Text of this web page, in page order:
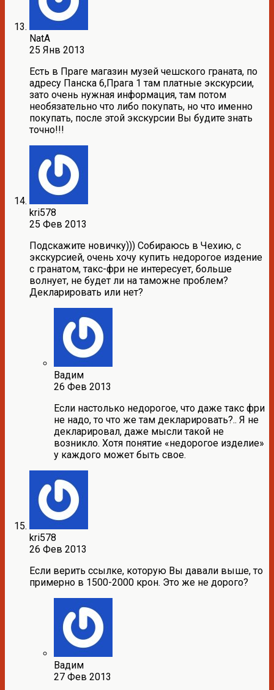
NatA
25 Янв 2013
Есть в Праге магазин музей чешского граната, по
адресу Панска 6,Прага 1 там платные экскурсии,
зато очень нужная информация, там потом
необязательно что либо покупать, но что именно
покупать, после этой экскурсии Вы будите знать
точно!!!
kri578
25 Фев 2013
Подскажите новичку))) Собираюсь в Чехию, с
экскурсией, очень хочу купить недорогое издение
с гранатом, такс-фри не интересует, больше
волнует, не будет ли на таможне проблем?
Декларировать или нет?
Вадим
26 Фев 2013
Если настолько недорогое, что даже такс фри
не надо, то что же там декларировать?.. Я не
декларировал, даже мысли такой не
возникло. Хотя понятие «недорогое изделие»
у каждого может быть свое.
kri578
26 Фев 2013
Если верить ссылке, которую Вы давали выше, то
примерно в 1500-2000 крон. Это же не дорого?
Вадим
27 Фев 2013